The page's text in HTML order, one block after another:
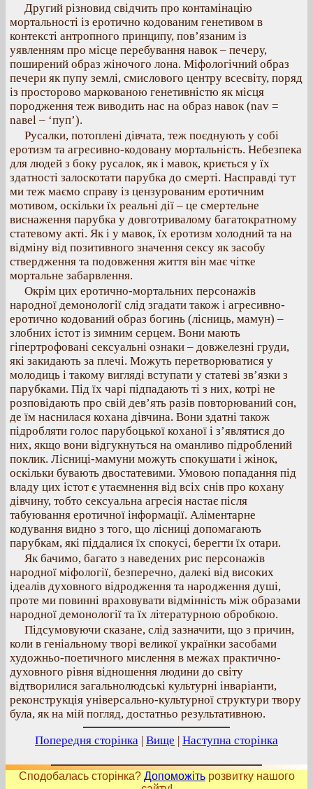
Другий різновид свідчить про контамінацію
мортальності із еротично кодованим генетивом в
контексті антропного принципу, пов’язаним із
уявленням про місце перебування навок – печеру,
поширений образ жіночого лона. Міфологічний образ
печери як пупу землі, смислового центру всесвіту, поряд
із просторово маркованою генетивністю як місця
породження теж виводить нас на образ навок (nav =
naвel – ‘пуп’).
Русалки, потоплені дівчата, теж поєднують у собі
еротизм та агресивно-кодовану мортальність. Небезпека
для людей з боку русалок, як і мавок, криється у їх
здатності залоскотати парубка до смерті. Насправді тут
ми теж маємо справу із цензурованим еротичним
мотивом, оскільки їх реальні дії – це смертельне
виснаження парубка у довготривалому багатократному
статевому акті. Як і у мавок, їх еротизм холодний та на
відміну від позитивного значення сексу як засобу
ствердження та подовження життя він має чітке
мортальне забарвлення.
Окрім цих еротично-мортальних персонажів
народної демонології слід згадати також і агресивно-
еротично кодований образ богинь (лісниць, мамун) –
злобних істот із зимним серцем. Вони мають
гіпертрофовані сексуальні ознаки – довжелезні груди,
які закидають за плечі. Можуть перетворюватися у
молодиць і такому вигляді вступати у статеві зв’язки з
парубками. Під їх чарі підпадають ті з них, котрі не
розповідають про свій дев’ять разів повторюваний сон,
де їм наснилася кохана дівчина. Вони здатні також
підробляти голос парубоцької коханої і з’являтися до
них, якщо вони відгукнуться на оманливо підроблений
поклик. Лісниці-мамуни можуть спокушати і жінок,
оскільки бувають двостатевими. Умовою попадання під
владу цих істот є утаємнення від всіх снів про кохану
дівчину, тобто сексуальна агресія настає після
табуювання еротичної інформації. Аліментарне
кодування видно з того, що лісниці допомагають
парубкам, які піддалися їх спокусі, берегти їх отари.
Як бачимо, багато з наведених рис персонажів
народної міфології, безперечно, далекі від високих
ідеалів духовного відродження та народження душі,
проте ми повинні враховувати відмінність між образами
народної демонології та їх літературною обробкою.
Підсумовуючи сказане, слід зазначити, що з причин,
коли в геніальному творі великої українки засобами
художньо-поетичного мислення в межах практично-
духовного рівня відношення людини до світу
відтворилися загальнолюдські культурні інваріанти,
реконструкція універсально-культурної структури твору
була, як на мій погляд, достатньо результативною.
Попередня сторінка | Вище | Наступна сторінка
Сподобалась сторінка? Допоможітьрозвитку нашого